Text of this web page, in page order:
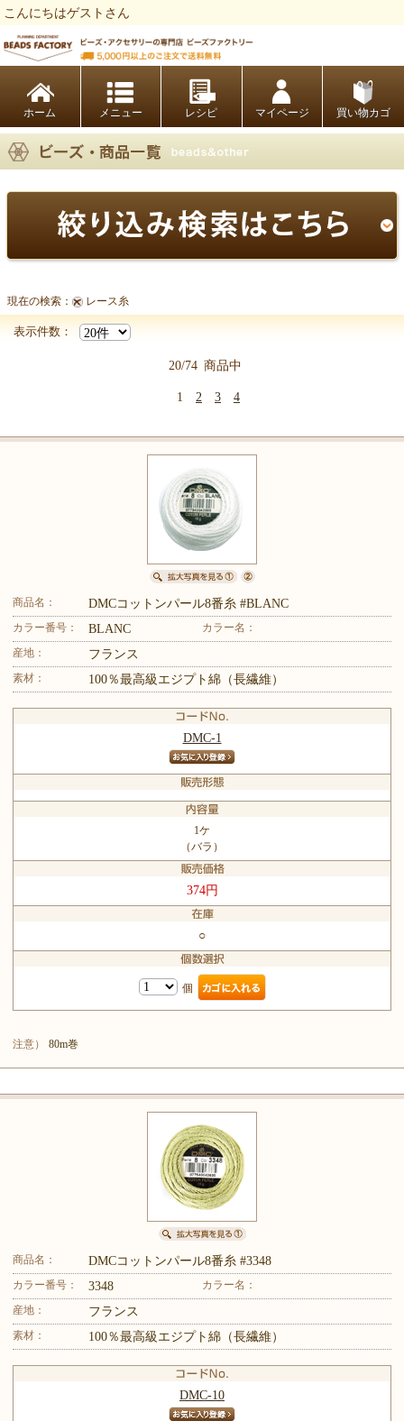
こんにちはゲストさん
ホーム レシピ マイページ 買い物カゴ
【副資材商品一覧】
現在の検索： レース糸
表示件数：
20/74 商品中
1 2 3 4
商品名： DMCコットンパール8番糸 #BLANC
カラー番号： BLANC
カラー名：
産地：
フランス
素材： 100％最高級エジプト綿（長繊維）
DMC-1
1ケ
（バラ）
374円
○
個
注意） 80m巻
商品名： DMCコットンパール8番糸 #3348
カラー番号： 3348
カラー名：
産地：
フランス
素材： 100％最高級エジプト綿（長繊維）
DMC-10